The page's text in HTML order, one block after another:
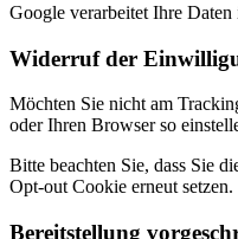
Google verarbeitet Ihre
Widerruf der
Möchten Sie nicht am
oder Ihren Browser so
Bitte beachten Sie, dass Sie
Opt-out Cookie erneut setzen.
Bereitstellung